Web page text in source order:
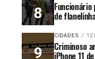
Funcionário
de
CIDADES 12
Criminoso
iPhone 11